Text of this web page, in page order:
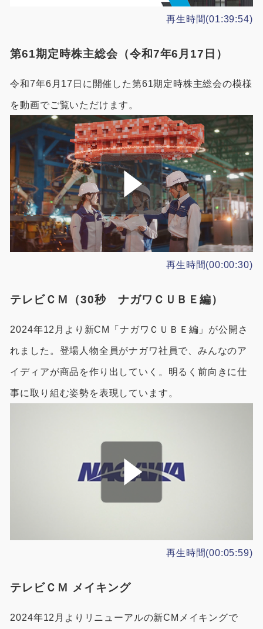
防災倉庫
展示場用地の募集
再生時間(01:39:54)
第61期定時株主総会（令和7年6月17日）
令和7年6月17日に開催した第61期定時株主総会の模様
を動画でご覧いただけます。
再生時間(00:00:30)
テレビＣＭ（30秒 ナガワＣＵＢＥ編）
2024年12月より新CM「ナガワＣＵＢＥ編」が公開さ
れました。登場人物全員がナガワ社員で、みんなのア
イディアが商品を作り出していく。明るく前向きに仕
事に取り組む姿勢を表現しています。
再生時間(00:05:59)
テレビＣＭ メイキング
2024年12月よりリニューアルの新CMメイキングで